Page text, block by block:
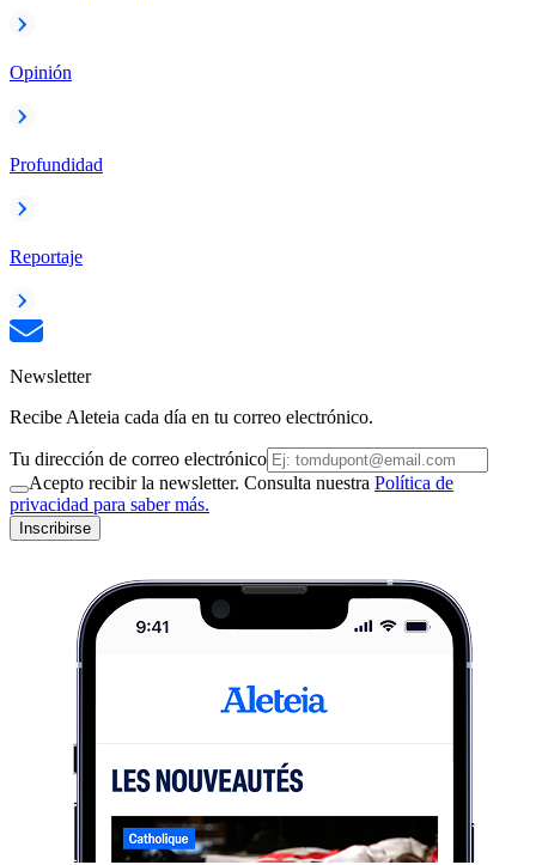
Opinión
Profundidad
Reportaje
Newsletter
Recibe Aleteia cada día en tu correo electrónico.
Tu dirección de correo electrónico
Acepto recibir la newsletter. Consulta nuestra Política de
privacidad para saber más.
Inscribirse